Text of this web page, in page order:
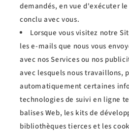
demandés, en vue d'exécuter
conclu avec vous.
Lorsque vous visitez notre
les e-mails que nous vous
avec nos Services ou nos
avec lesquels nous travaillons,
automatiquement certaines
technologies de suivi en ligne
balises Web, les kits de
bibliothèques tierces et les